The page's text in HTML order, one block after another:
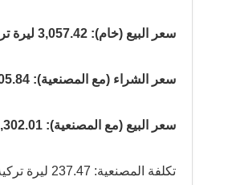
سعر البيع (خام): 3,057.42 ليرة تركية
سعر الشراء (مع المصنعية): 3,205.84 ليرة تركية
سعر البيع (مع المصنعية): 3,302.01 ليرة تركية
تكلفة المصنعية: 237.47 ليرة تركية